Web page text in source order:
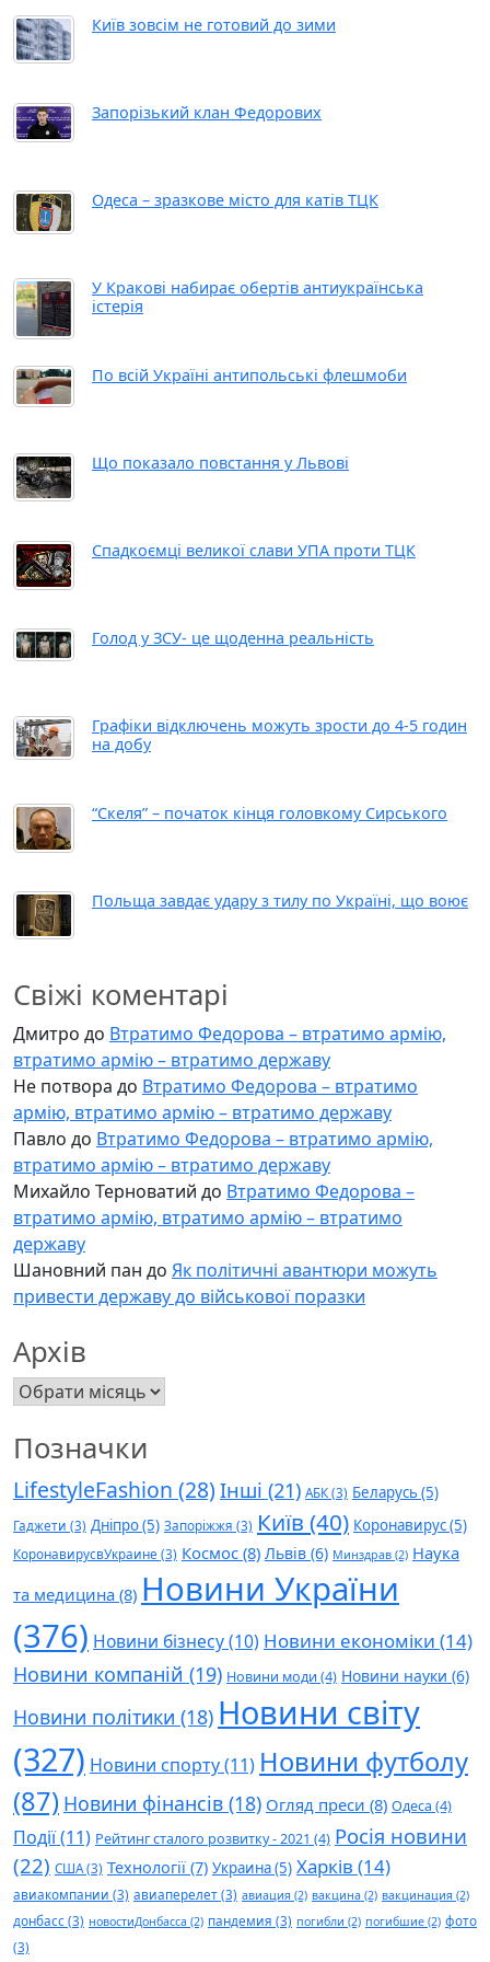
Київ зовсім не готовий до зими
Запорізький клан Федорових
Одеса – зразкове місто для катів ТЦК
У Кракові набирає обертів антиукраїнська
істерія
По всій Україні антипольські флешмоби
Що показало повстання у Львові
Спадкоємці великої слави УПА проти ТЦК
Голод у ЗСУ- це щоденна реальність
Графіки відключень можуть зрости до 4-5 годин
на добу
“Скеля” – початок кінця головкому Сирського
Польща завдає удару з тилу по Україні, що воює
Свіжі коментарі
Дмитро до Втратимо Федорова – втратимо армію,
втратимо армію – втратимо державу
Не потвора до Втратимо Федорова – втратимо
армію, втратимо армію – втратимо державу
Павло до Втратимо Федорова – втратимо армію,
втратимо армію – втратимо державу
Михайло Терноватий до Втратимо Федорова –
втратимо армію, втратимо армію – втратимо
державу
Шановний пан до Як політичні авантюри можуть
привести державу до військової поразки
Архів
Архів
Позначки
LifestyleFashion (28) Інші (21) АБК(3) Беларусь(5)
Гаджети (3) Дніпро(5) Запоріжжя (3) Київ (40) Коронавирус(5)
КоронавирусвУкраине (3) Космос (8) Львів (6) Минздрав (2) Наука
та медицина (8) Новини України
(376) Новини бізнесу(10) Новини економіки (14)
Новини компаній (19) Новини моди (4) Новини науки (6)
Новини політики (18) Новини світу
(327) Новини спорту(11) Новини футболу
(87) Новини фінансів (18) Огляд преси (8) Одеса (4)
Події(11) Рейтинг сталого розвитку - 2021 (4) Росія новини
(22) США(3) Технології (7) Украина(5) Харків (14)
авиакомпании (3) авиаперелет(3) авиация (2) вакцина (2) вакцинация (2)
донбасс (3) новостиДонбасса (2) пандемия (3) погибли (2) погибшие (2) фото
(3)